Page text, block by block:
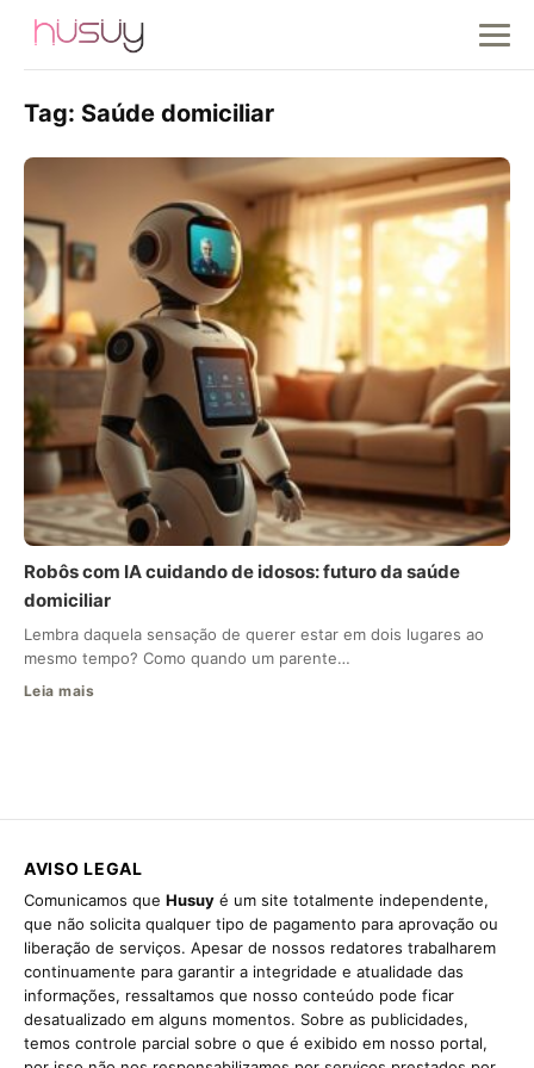
Tag: Saúde domiciliar
Robôs com IA cuidando de idosos: futuro da saúde
domiciliar
Lembra daquela sensação de querer estar em dois lugares ao
mesmo tempo? Como quando um parente…
Leia mais
AVISO LEGAL
Comunicamos que Husuy é um site totalmente independente,
que não solicita qualquer tipo de pagamento para aprovação ou
liberação de serviços. Apesar de nossos redatores trabalharem
continuamente para garantir a integridade e atualidade das
informações, ressaltamos que nosso conteúdo pode ficar
desatualizado em alguns momentos. Sobre as publicidades,
temos controle parcial sobre o que é exibido em nosso portal,